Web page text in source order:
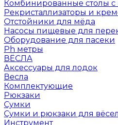
Комбинированные столы
Рекристаллизаторы и
Отстойники для мёда
Насосы пищевые для
Оборудование для пасеки
Ph метры
ВЁСЛА
Аксессуары для лодок
Весла
Комплектующие
Рюкзаки
Сумки
Сумки и рюкзаки для вёсел
Инструмент